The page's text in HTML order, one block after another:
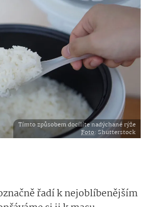
Tímto způsobem docílíte nadýchané rýže
Foto: Shutterstock
řadí k nejoblíbenějším